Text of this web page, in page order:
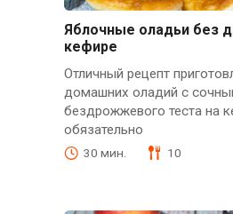
Яблочные оладьи без
кефире
Отличный рецепт
домашних оладий с
бездрожжевого теста на
обязательно
30 мин. 10